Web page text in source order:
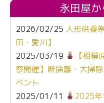
永田屋
2026/02/25 人形供養
田・愛川】
2025/03/19
【相
祭開催】断捨離・大掃
ベント
2025/01/11
2025